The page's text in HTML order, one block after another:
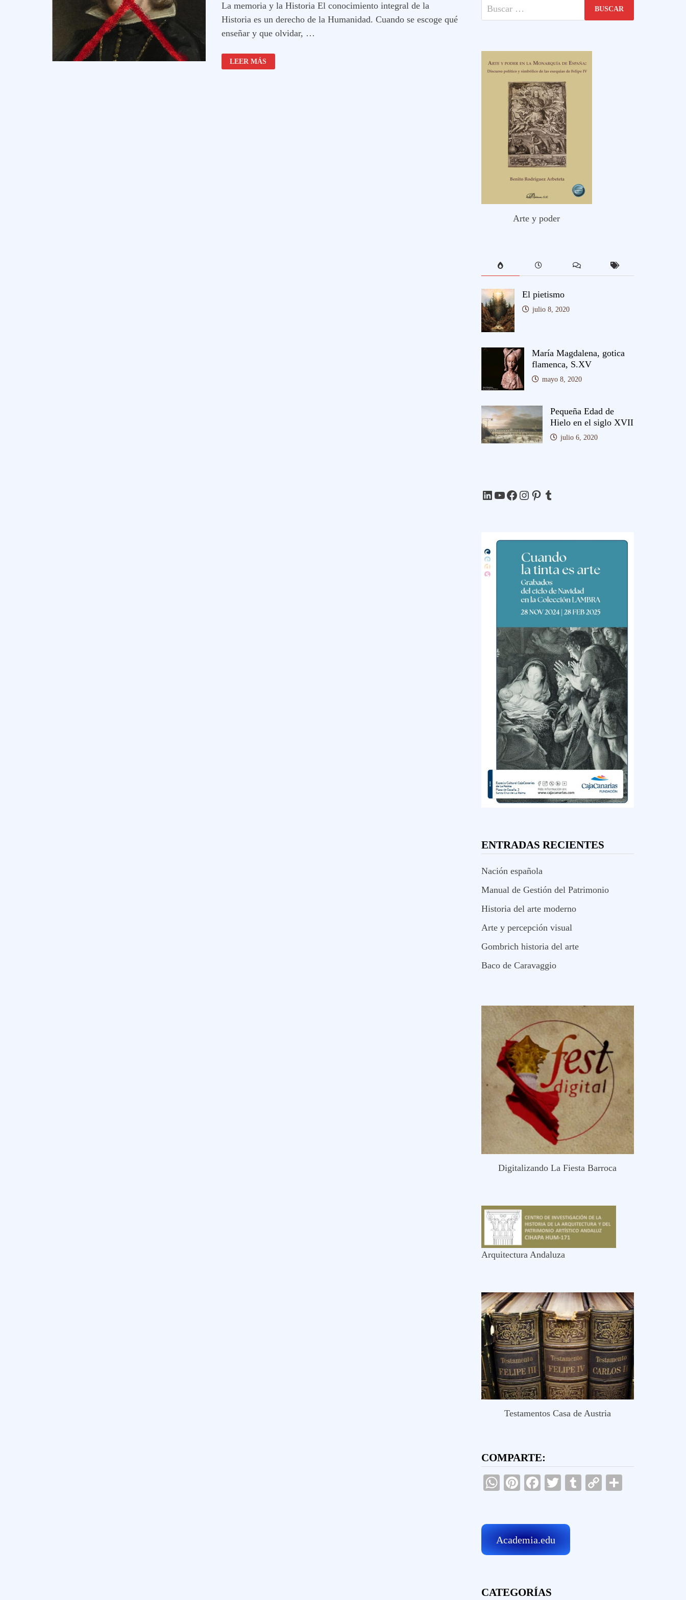
La memoria y la Historia El conocimiento integral de la
Historia es un derecho de la Humanidad. Cuando se escoge qué
enseñar y que olvidar, …
LA
MEMORIA
Y
LEER MÁS
Buscar:
Arte y poder
El pietismo
julio 8, 2020
María Magdalena, gotica
flamenca, S.XV
mayo 8, 2020
Pequeña Edad de
Hielo en el siglo XVII
julio 6, 2020
LinkedIn
YouTube
Facebook
Instagram
Pinterest
Tumblr
ENTRADAS RECIENTES
Nación española
Manual de Gestión del Patrimonio
Historia del arte moderno
Arte y percepción visual
Gombrich historia del arte
Baco de Caravaggio
Digitalizando La Fiesta Barroca
Arquitectura Andaluza
Testamentos Casa de Austria
COMPARTE:
WhatsApp
Pinterest
Facebook
TwitterTumblr
Copy
Academia.edu
CATEGORÍAS